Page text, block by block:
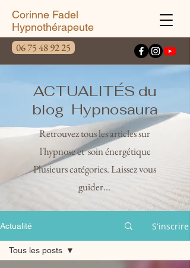
06 75 48 92 25
Corinne Fadel
Hypnothérapeute
ACTUALITÉS du
blog Hypnosaura
Retrouvez tous les articles sur
l'hypnose et soin énergétique
Plusieurs catégories. Laissez vous
guider...
Actualité S'inscrire
Tous les posts